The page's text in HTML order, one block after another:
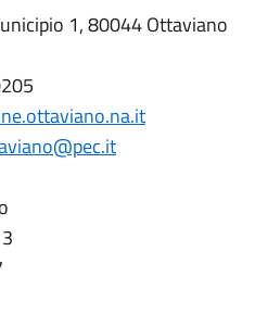
1, 80044 Ottaviano